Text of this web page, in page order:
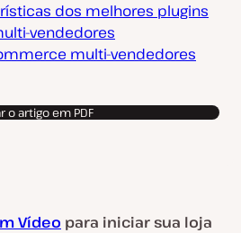
dos melhores plugins
vendedores
multi-vendedores
o artigo em PDF
Vídeo para iniciar sua loja